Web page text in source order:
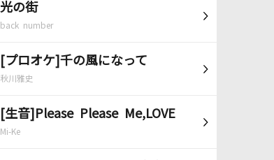
光の街
back number
[プロオケ]千の風になって
秋川雅史
[生音]Please Please Me,LOVE
Mi-Ke